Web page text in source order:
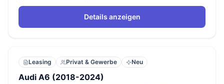
Details anzeigen
Leasing Privat & Gewerbe Neu
Audi A6 (2018-2024)